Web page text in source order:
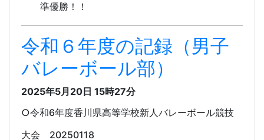
準優勝！！
令和６年度の記録（男子
バレーボール部）
2025年5月20日 15時27分
○令和6年度香川県高等学校新人バレーボール競技
大会 20250118